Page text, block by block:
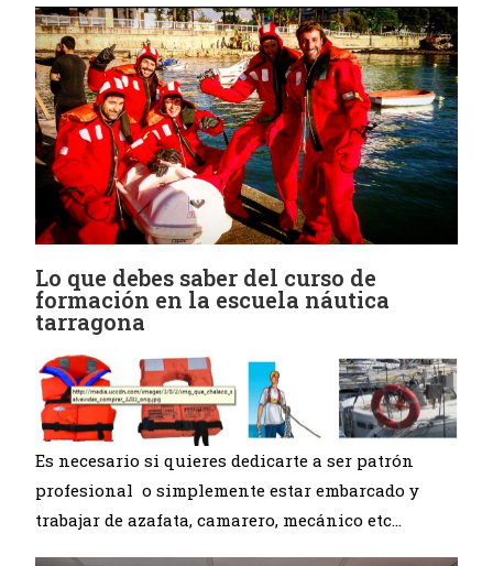
Lo que debes saber del curso de
formación en la escuela náutica
tarragona
Es necesario si quieres dedicarte a ser patrón
profesional o simplemente estar embarcado y
trabajar de azafata, camarero, mecánico etc…